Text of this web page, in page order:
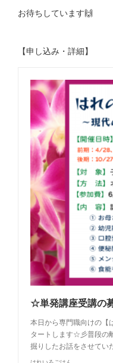
お待ちしています🙌
【申し込み・詳細】
☆単発講座受講の
本日から専門職向けの【
タートします☆彡普段の
掘りしたお話をさせてい